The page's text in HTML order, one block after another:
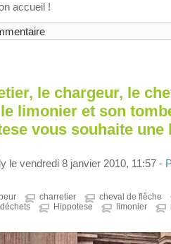
accueil !
le chargeur, le
limonier et son
vous souhaite une
le vendredi 8 janvier 2010, 11:57 -
charretier
cheval de flêche
Hippotese limonier